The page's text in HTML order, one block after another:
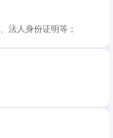
法人身份证明等；